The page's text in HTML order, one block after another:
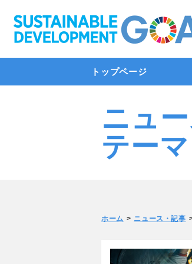
トップページ
ニュ
テー
ホーム ニュース・記事